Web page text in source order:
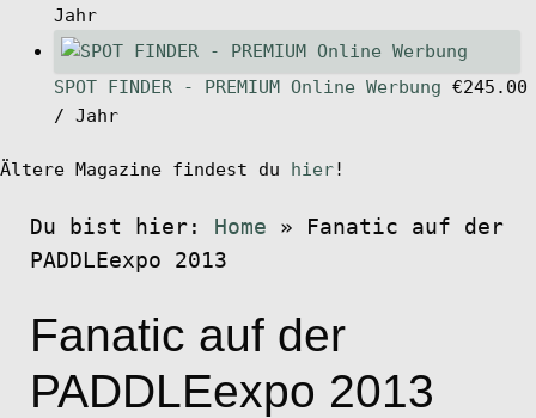
Jahr
SPOT FINDER - PREMIUM Online Werbung €245.00
/ Jahr
Ältere Magazine findest du hier!
Du bist hier: Home »
Fanatic auf der
PADDLEexpo 2013
Fanatic auf der
PADDLEexpo 2013